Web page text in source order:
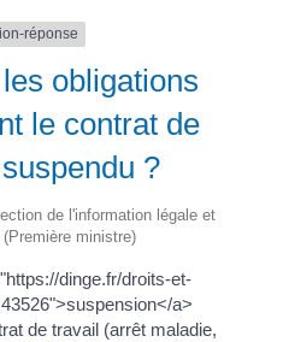
réponse
obligations
le contrat de
?
de l'information légale et
ministre)
dinge.fr/droits-et-
a>
de travail (arrêt maladie,